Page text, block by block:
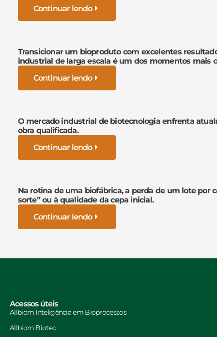
Continuar lendo
Transicionar um bioproduto com excelentes
industrial de larga escala é um dos momentos mais
Continuar lendo
O mercado industrial de biotecnologia enfrenta
obra qualificada.
Continuar lendo
Na rotina de uma biofábrica, a perda de um lote por
sorte” ou à qualidade da cepa inicial.
Continuar lendo
Acessos úteis
Allbiom Inteligência em Bioprocessos
Allbiom Biotec